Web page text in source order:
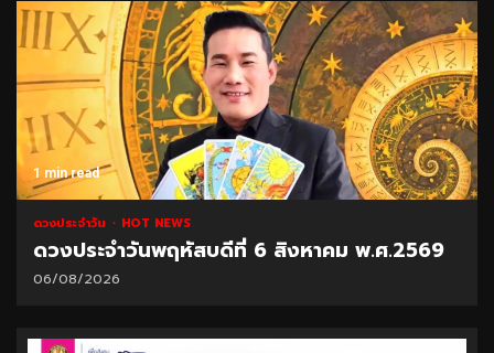
1 min read
ดวงประจำวัน HOT NEWS
ดวงประจำวันพฤหัสบดีที่ 6 สิงหาคม พ.ศ.2569
06/08/2026